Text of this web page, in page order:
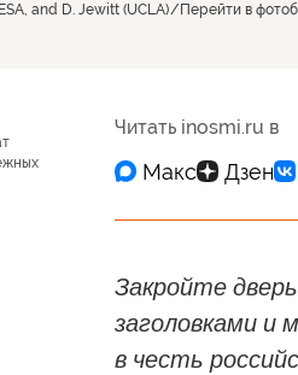
and D. Jewitt (UCLA) Перейти в
Читать inosmi.ru в
Закройте
заголовками и
в честь